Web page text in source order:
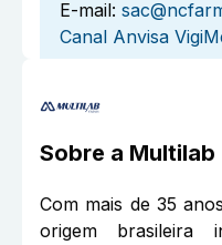
E-mail:
Canal Anvisa
Sobre a Multilab
Com mais de 35
origem brasileira